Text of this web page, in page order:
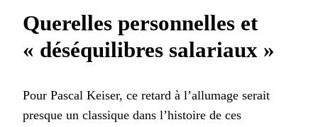
Querelles personnelles et
« déséquilibres salariaux »
Pour Pascal Keiser, ce retard à l’allumage serait
presque un classique dans l’histoire de ces